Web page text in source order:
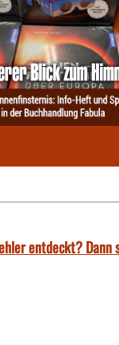
entdeckt? Dann